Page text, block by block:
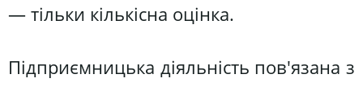
— тільки кількісна оцінка.
Підприємницька діяльність пов'язана з